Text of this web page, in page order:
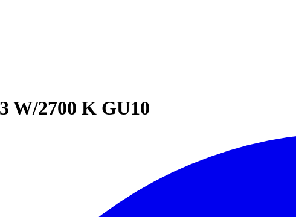
W/2700 K GU10